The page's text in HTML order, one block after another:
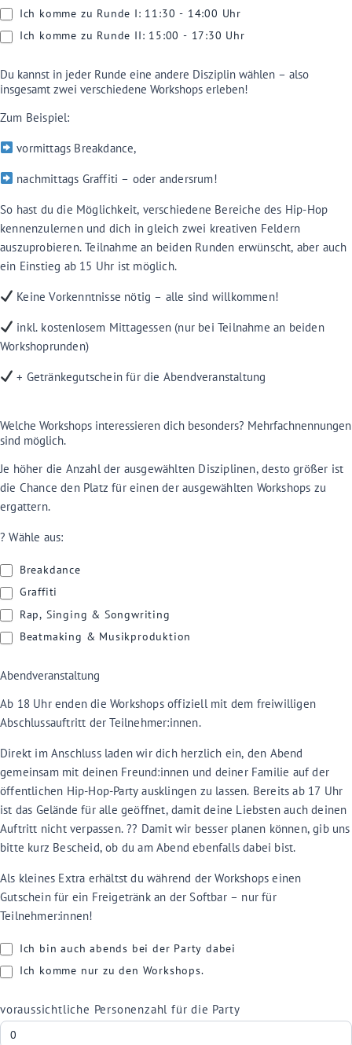
Ich komme zu Runde I: 11:30 - 14:00 Uhr
Ich komme zu Runde II: 15:00 - 17:30 Uhr
Du kannst in jeder Runde eine andere Disziplin wählen – also
insgesamt zwei verschiedene Workshops erleben!
Zum Beispiel:
vormittags Breakdance,
nachmittags Graffiti – oder andersrum!
So hast du die Möglichkeit, verschiedene Bereiche des Hip-Hop
kennenzulernen und dich in gleich zwei kreativen Feldern
auszuprobieren. Teilnahme an beiden Runden erwünscht, aber auch
ein Einstieg ab 15 Uhr ist möglich.
Keine Vorkenntnisse nötig – alle sind willkommen!
inkl. kostenlosem Mittagessen (nur bei Teilnahme an beiden
Workshoprunden)
+ Getränkegutschein für die Abendveranstaltung
Welche Workshops interessieren dich besonders? Mehrfachnennungen
sind möglich.
Je höher die Anzahl der ausgewählten Disziplinen, desto größer ist
die Chance den Platz für einen der ausgewählten Workshops zu
ergattern.
? Wähle aus:
Breakdance
Graffiti
Rap, Singing & Songwriting
Beatmaking & Musikproduktion
Abendveranstaltung
Ab 18 Uhr enden die Workshops offiziell mit dem freiwilligen
Abschlussauftritt der Teilnehmer:innen.
Direkt im Anschluss laden wir dich herzlich ein, den Abend
gemeinsam mit deinen Freund:innen und deiner Familie auf der
öffentlichen Hip-Hop-Party ausklingen zu lassen. Bereits ab 17 Uhr
ist das Gelände für alle geöffnet, damit deine Liebsten auch deinen
Auftritt nicht verpassen. ?? Damit wir besser planen können, gib uns
bitte kurz Bescheid, ob du am Abend ebenfalls dabei bist.
Als kleines Extra erhältst du während der Workshops einen
Gutschein für ein Freigetränk an der Softbar – nur für
Teilnehmer:innen!
Ich bin auch abends bei der Party dabei
Ich komme nur zu den Workshops.
voraussichtliche Personenzahl für die Party